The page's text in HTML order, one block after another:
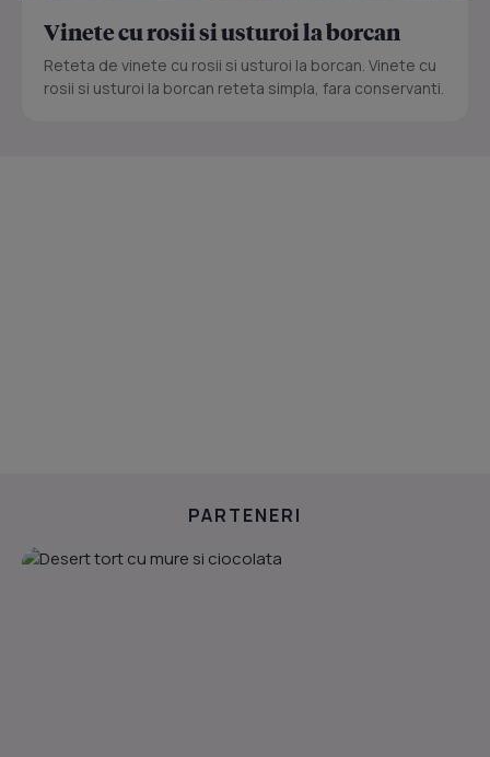
Vinete cu rosii si usturoi la borcan
Reteta de vinete cu rosii si usturoi la borcan. Vinete cu
rosii si usturoi la borcan reteta simpla, fara conservanti.
PARTENERI